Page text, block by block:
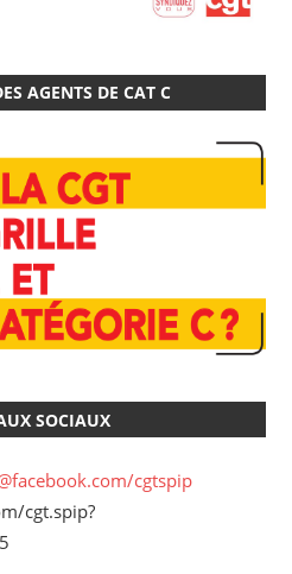
AGENTS DE CAT C
SOCIAUX
cgtspip
cgt.spip?